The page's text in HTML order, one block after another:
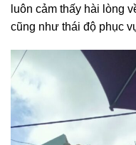
luôn cảm thấy hài lòng
cũng như thái độ phục